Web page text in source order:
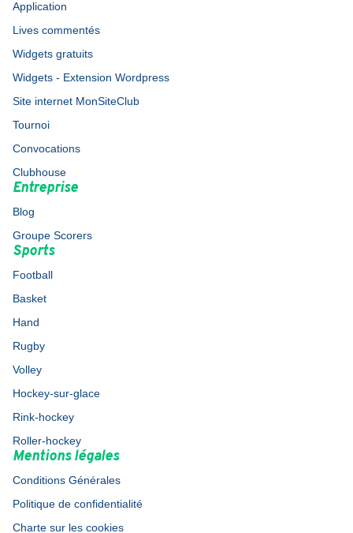
Application
Lives commentés
Widgets gratuits
Widgets - Extension Wordpress
Site internet MonSiteClub
Tournoi
Convocations
Clubhouse
Entreprise
Blog
Groupe Scorers
Sports
Football
Basket
Hand
Rugby
Volley
Hockey-sur-glace
Rink-hockey
Roller-hockey
Mentions légales
Conditions Générales
Politique de confidentialité
Charte sur les cookies